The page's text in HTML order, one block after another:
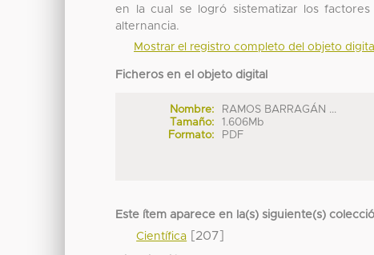
en la cual se logró sistematizar los
alternancia.
Mostrar el registro completo del objeto digital
Ficheros en el objeto digital
Nombre:
RAMOS BARRAGÁN ...
Tamaño:
1.606Mb
Formato:
PDF
Este ítem aparece en la(s) siguiente(s)
Científica [207]